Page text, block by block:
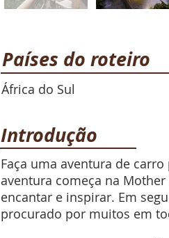
Países do roteiro
África do Sul
Introdução
Faça uma aventura de
aventura começa na
encantar e inspirar. Em
procurado por muitos em